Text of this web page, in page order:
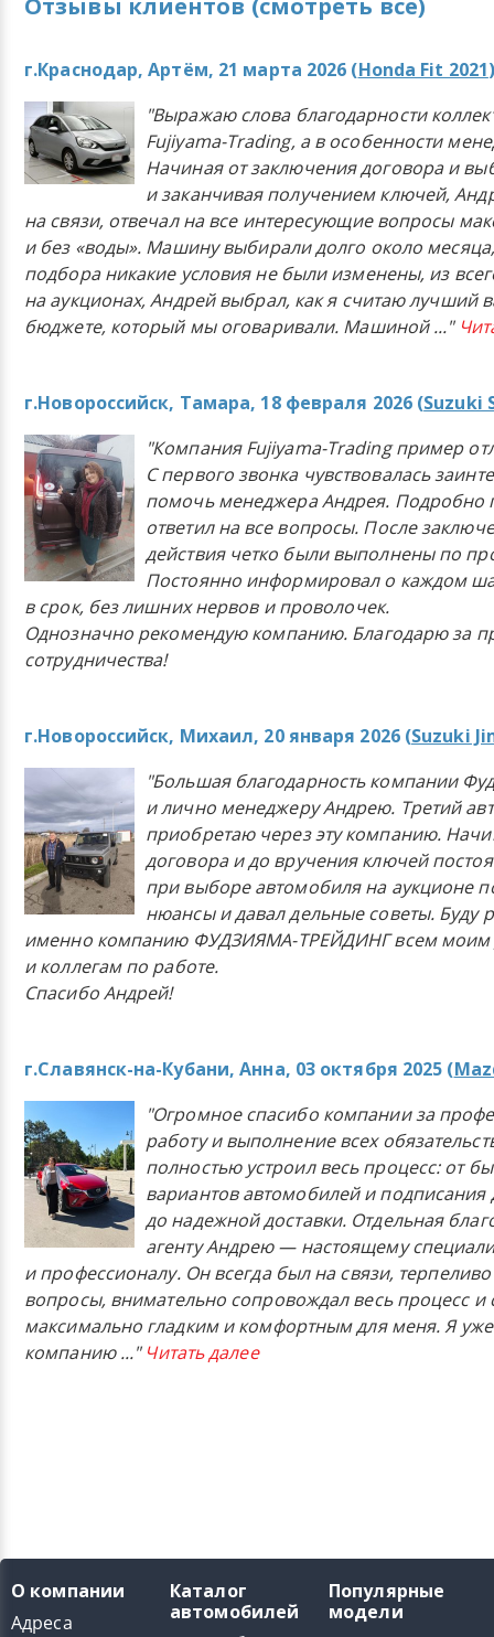
Отзывы клиентов (смотреть все)
г.Краснодар, Артём, 21 марта 2026 (Honda Fit 2021
"Выражаю слова благодарности
Fujiyama-Trading, а в особенности
Начиная от заключения договора и
и заканчивая получением ключей,
на связи, отвечал на все интересующие вопросы
и без «воды». Машину выбирали долго около
подбора никакие условия не были изменены, из
на аукционах, Андрей выбрал, как я считаю лучший
бюджете, который мы оговаривали. Машиной..."
г.Новороссийск, Тамара, 18 февраля 2026 (Suzuki
"Компания Fujiyama-Trading пример
С первого звонка чувствовалась
помочь менеджера Андрея. Подробно
ответил на все вопросы. После
действия четко были выполнены по
Постоянно информировал о каждом
в срок, без лишних нервов и проволочек.
Однозначно рекомендую компанию. Благодарю за
сотрудничества!
г.Новороссийск, Михаил, 20 января 2026 (Suzuki
"Большая благодарность компании
и лично менеджеру Андрею. Третий
приобретаю через эту компанию.
договора и до вручения ключей
при выборе автомобиля на аукционе
нюансы и давал дельные советы. Буду
именно компанию ФУДЗИЯМА-ТРЕЙДИНГ всем моим
и коллегам по работе.
Спасибо Андрей!
г.Славянск-на-Кубани, Анна, 03 октября 2025 (
"Огромное спасибо компании за
работу и выполнение всех
полностью устроил весь процесс: от
вариантов автомобилей и подписания
до надежной доставки. Отдельная
агенту Андрею — настоящему
и профессионалу. Он всегда был на связи,
вопросы, внимательно сопровождал весь процесс и
максимально гладким и комфортным для меня. Я
компанию..." Читать далее
О компании
Адреса
Каталог
автомобилей
Популярные
модели